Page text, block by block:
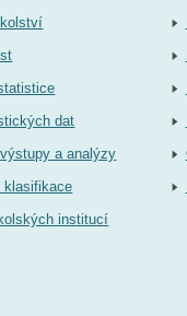
dat
a analýzy
klasifikace
institucí